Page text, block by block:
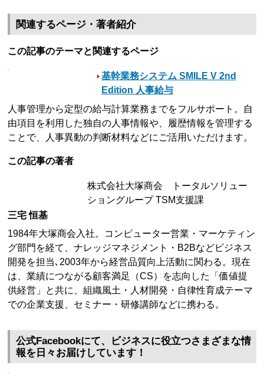
関連するページ・著者紹介
この記事のテーマと関連するページ
基幹業務システム SMILE V 2nd
Edition 人事給与
人事管理から定型の給与計算業務までをフルサポート。自
由項目を利用した独自の人事情報や、履歴情報を管理する
ことで、人事異動の判断材料などにご活用いただけます。
この記事の著者
株式会社大塚商会 トータルソリュー
ショングループ TSM支援課
三宅 恒基
1984年大塚商会入社。コンピューター営業・マーケティン
グ部門を経て、ナレッジマネジメント・B2Bなどビジネス
開発を担当､2003年から経営品質向上活動に関わる。現在
は、業績につながる顧客満足（CS）を志向した「価値提
供経営」と共に、組織風土・人材開発・自律性育成テーマ
での企業支援、セミナー・研修講師などに携わる。
公式Facebookにて、ビジネスに役立つさまざまな情
報を日々お届けしています！